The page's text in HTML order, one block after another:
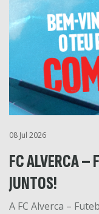
08 Jul 2026
FC ALVERCA –
JUNTOS!
A FC Alverca –